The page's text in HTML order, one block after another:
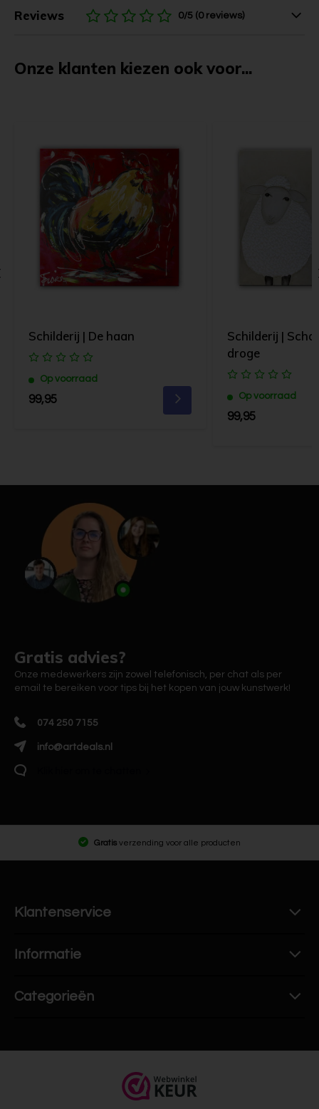
Reviews 0/5 (0 reviews)
Onze klanten kiezen ook voor...
Schilderij | De haan
Op voorraad
99,95
Schilderij |
droge
Op voorraad
99,95
Gratis advies?
Onze medewerkers zijn zowel telefonisch, per chat als per
email te bereiken voor tips bij het kopen van jouw kunstwerk!
074 250 7155
info@artdeals.nl
Gratis verzending voor alle producten
Klantenservice
Informatie
Categorieën